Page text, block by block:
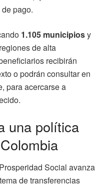
pago.
1.105 municipiosy
de alta
recibirán
o podrán consultar en
para acercarse a
una política
Social avanza
de transferencias